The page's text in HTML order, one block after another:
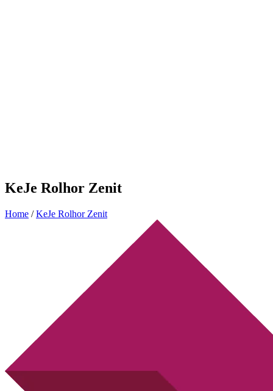
KeJe Rolhor Zenit
Home / KeJe Rolhor Zenit